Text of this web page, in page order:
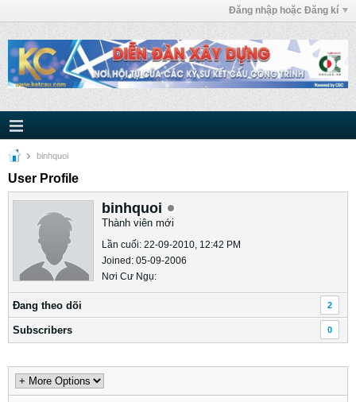
Đăng nhập hoặc Đăng kí
binhquoi
User Profile
binhquoi
Thành viên mới
Lần cuối: 22-09-2010, 12:42 PM
Joined: 05-09-2006
Nơi Cư Ngụ:
Ðang theo dõi 2
Subscribers 0